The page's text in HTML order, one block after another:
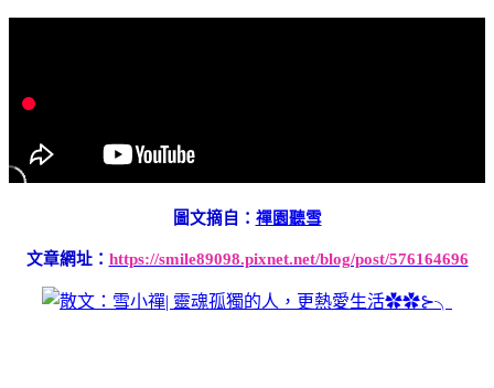
圖文摘自： 禪園聽雪
文章網址： https://smile89098.pixnet.net/blog/post/576164696